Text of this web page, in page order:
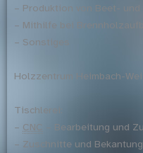
– Produktion von Beet-
– Mithilfe bei
– Sonstiges
Holzzentrum Heimbach-
Tischlerei:
– CNC
– Bearbeitung und
– Zuschnitte und